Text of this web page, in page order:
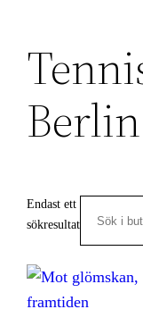
Berlin
Endast ett
sökresultat